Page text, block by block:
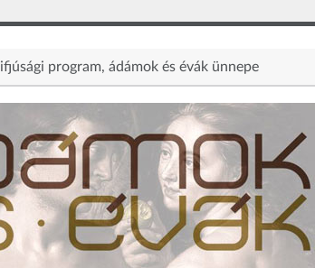
ifjúsági program ádámok és évák ünnepe